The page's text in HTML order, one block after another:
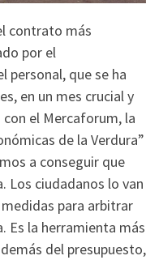
contrato más
por el
personal, que se ha
en un mes crucial y
el Mercaforum, la
de la Verdura”
a conseguir que
Los ciudadanos lo van
para arbitrar
Es la herramienta más
del presupuesto,